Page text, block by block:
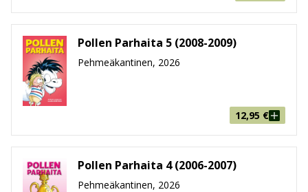
Pollen Parhaita 5 (2008-2009)
Pehmeäkantinen, 2026
12,95 €
Pollen Parhaita 4 (2006-2007)
Pehmeäkantinen, 2026